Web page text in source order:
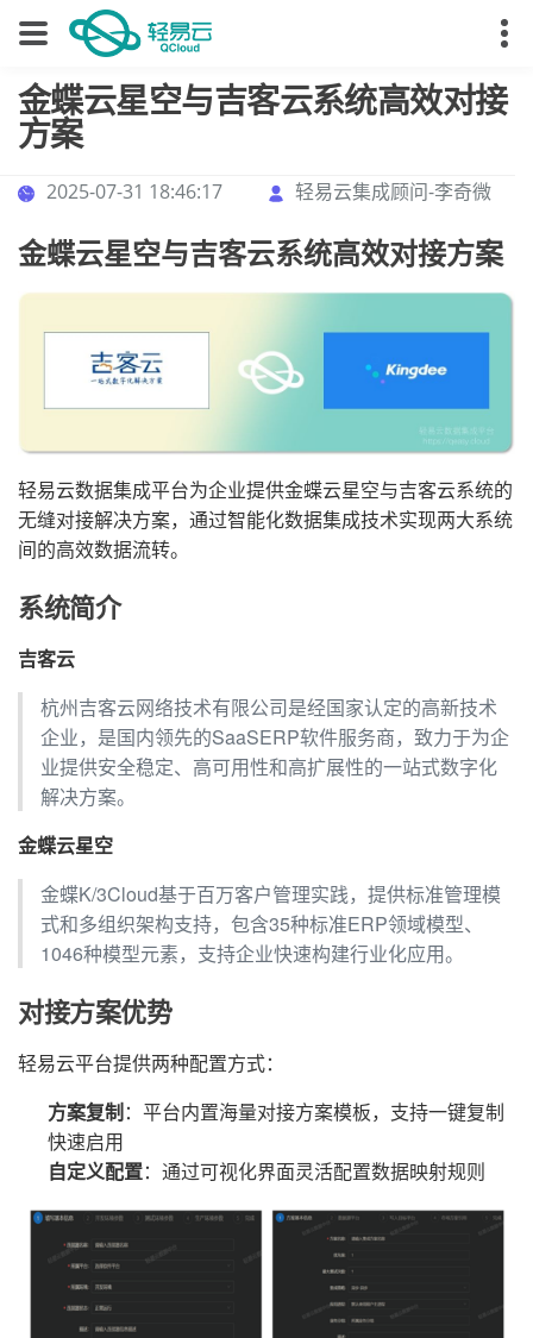
金蝶云星空与吉客云系统高效对接
方案
2025-07-31 18:46:17 轻易云集成顾问-李奇微
金蝶云星空与吉客云系统高效对接方案
轻易云数据集成平台为企业提供金蝶云星空与吉客云系统的
无缝对接解决方案，通过智能化数据集成技术实现两大系统
间的高效数据流转。
系统简介
吉客云
杭州吉客云网络技术有限公司是经国家认定的高新技术
企业，是国内领先的SaaSERP软件服务商，致力于为企
业提供安全稳定、高可用性和高扩展性的一站式数字化
解决方案。
金蝶云星空
金蝶K/3Cloud基于百万客户管理实践，提供标准管理模
式和多组织架构支持，包含35种标准ERP领域模型、
1046种模型元素，支持企业快速构建行业化应用。
对接方案优势
轻易云平台提供两种配置方式：
方案复制：平台内置海量对接方案模板，支持一键复制
快速启用
自定义配置：通过可视化界面灵活配置数据映射规则